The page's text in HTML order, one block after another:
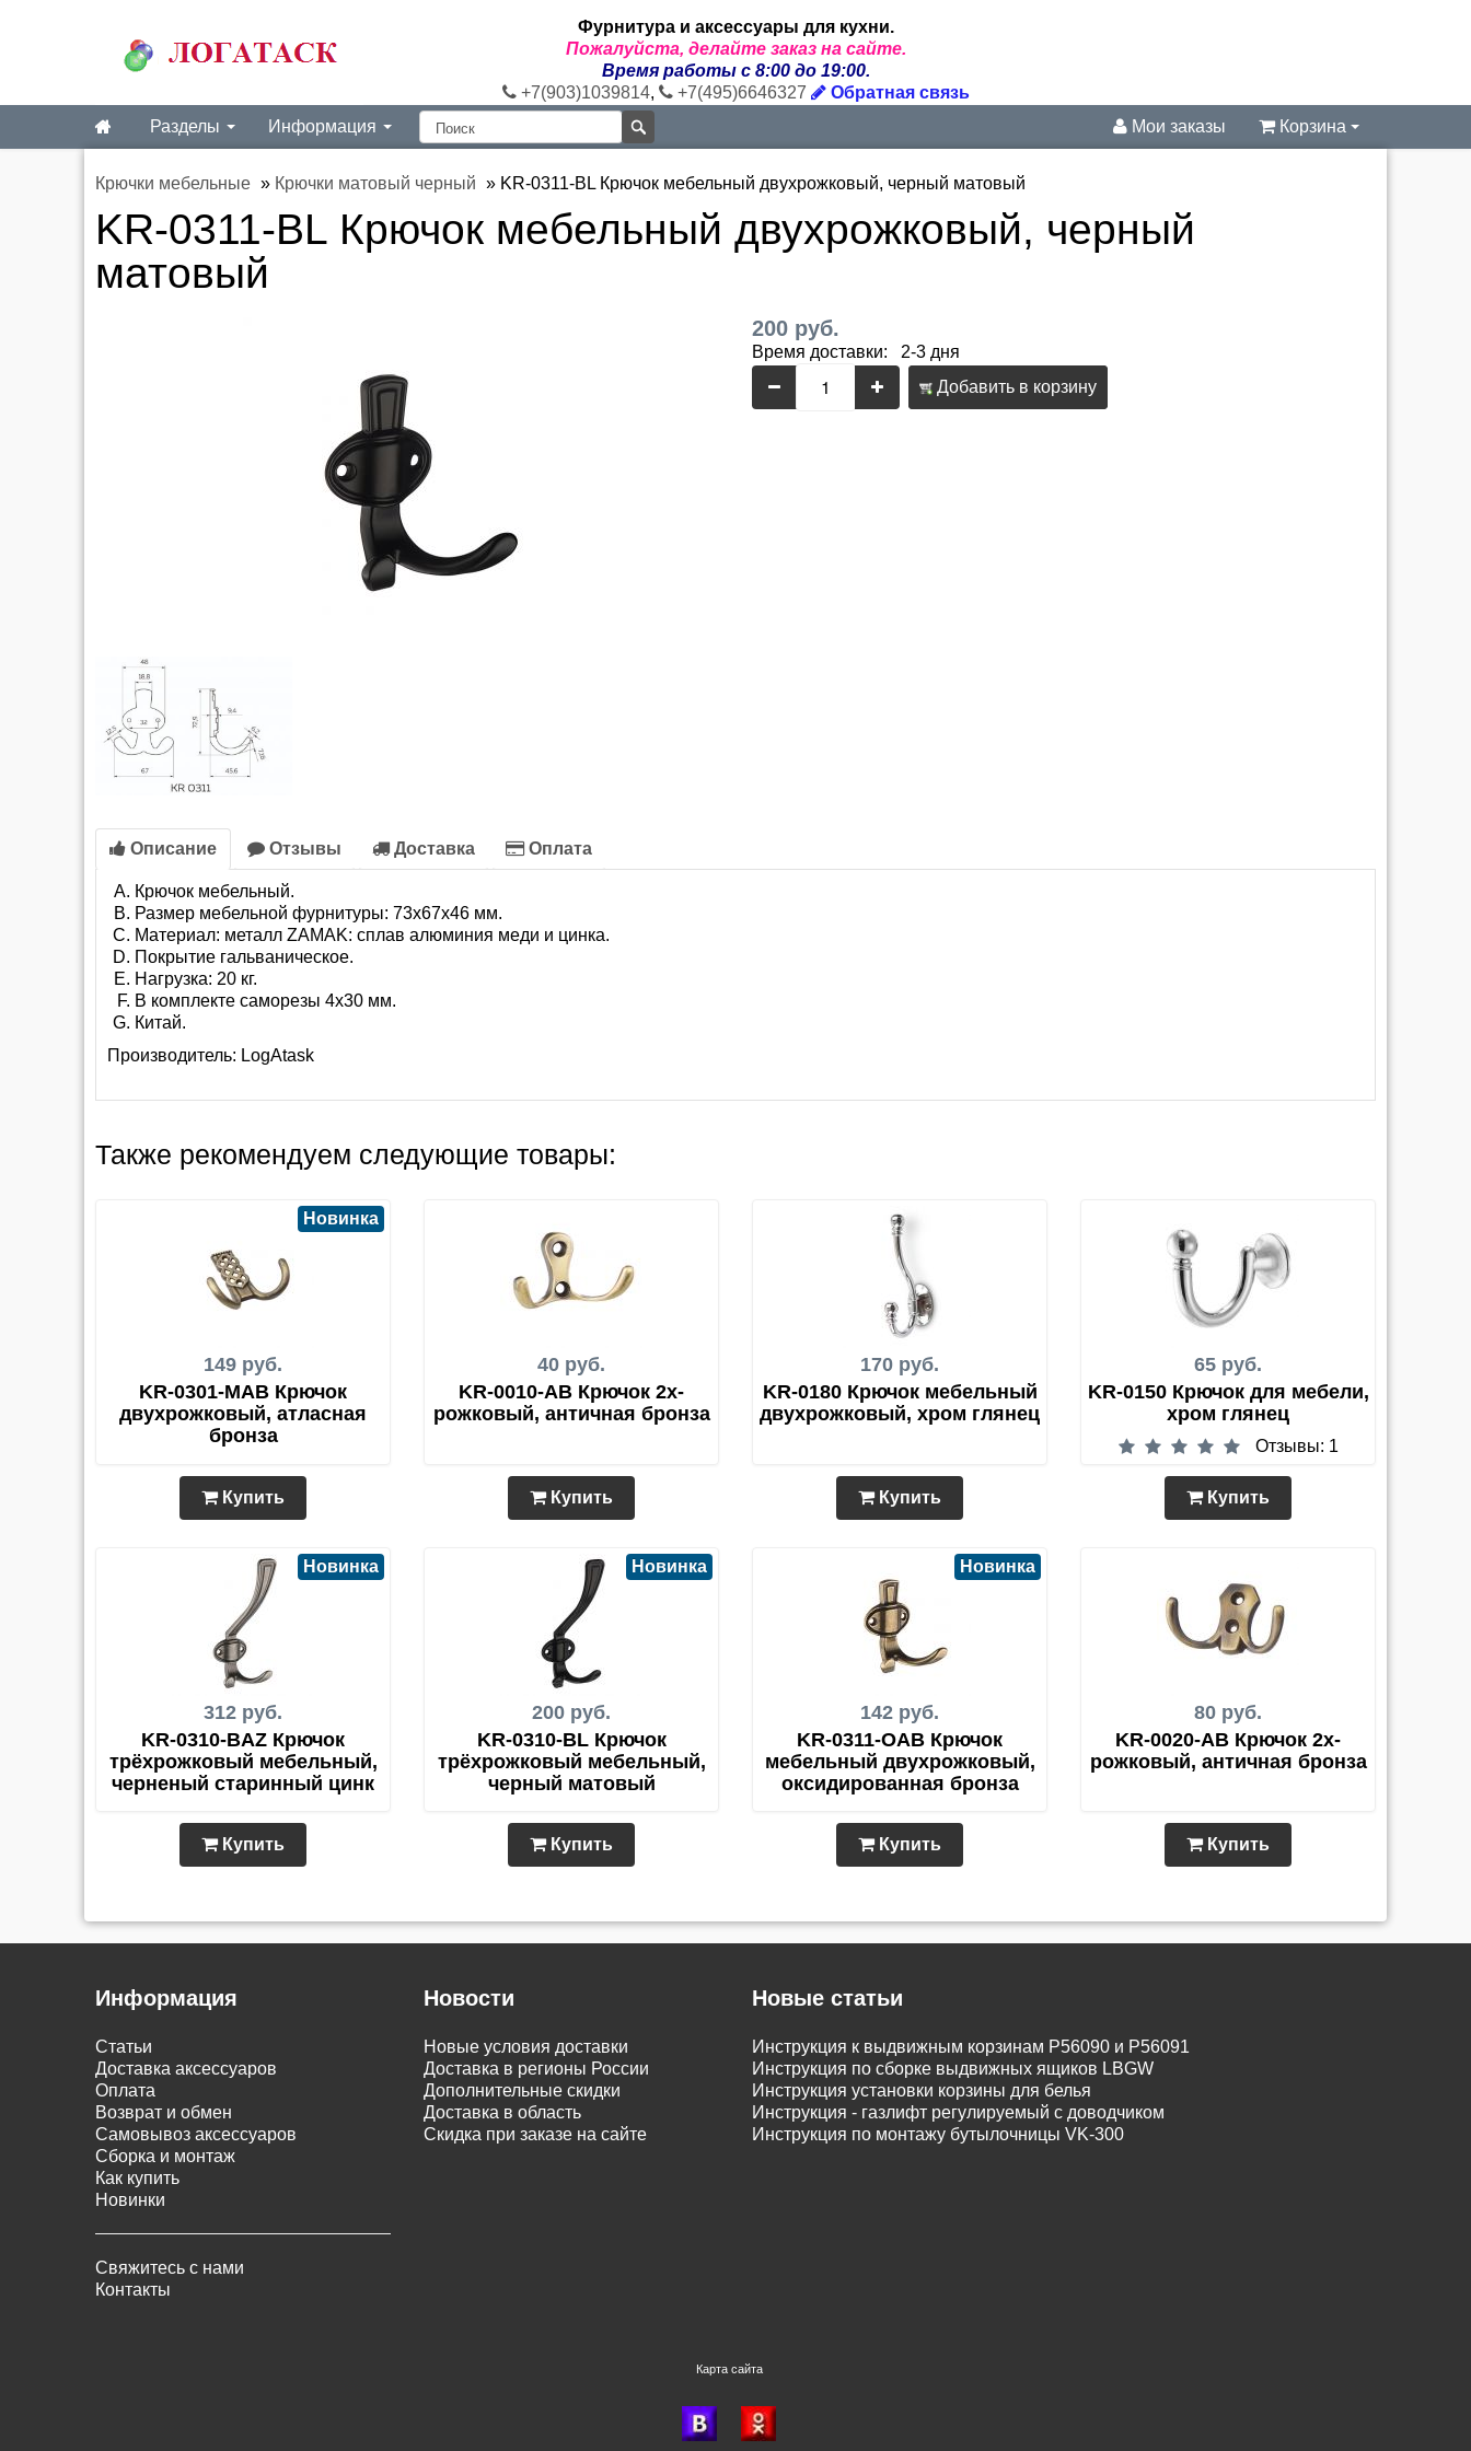
Фурнитура и аксессуары для кухни.
Пожалуйста, делайте заказ на сайте.
Время работы с 8:00 до 19:00.
+7(903)1039814, +7(495)6646327
Обратная связь
Разделы
Информация Мои заказы Корзина
Крючки мебельные » Крючки матовый черный » KR-0311-BL Крючок мебельный двухрожковый, черный матовый
KR-0311-BL Крючок мебельный двухрожковый, черный
матовый
200 руб.
Время доставки: 2-3 дня
Добавить в корзину
Описание Отзывы Доставка Оплата
Крючок мебельный.
Размер мебельной фурнитуры: 73х67х46 мм.
Материал: металл ZAMAK: сплав алюминия меди и цинка.
Покрытие гальваническое.
Нагрузка: 20 кг.
В комплекте саморезы 4х30 мм.
Китай.
Производитель: LogAtask
Также рекомендуем следующие товары:
149 руб.
Новинка
KR-0301-MAB Крючок
двухрожковый, атласная
бронза
Купить
40 руб.
KR-0010-AB Крючок 2х-
рожковый, античная бронза
Купить
170 руб.
KR-0180 Крючок мебельный
двухрожковый, хром глянец
Купить
65 руб.
KR-0150 Крючок для мебели,
хром глянец
Отзывы: 1
Купить
312 руб.
Новинка
KR-0310-BAZ Крючок
трёхрожковый мебельный,
черненый старинный цинк
Купить
200 руб.
Новинка
KR-0310-BL Крючок
трёхрожковый мебельный,
черный матовый
Купить
142 руб.
Новинка
KR-0311-OAB Крючок
мебельный двухрожковый,
оксидированная бронза
Купить
80 руб.
KR-0020-AB Крючок 2х-
рожковый, античная бронза
Купить
Информация
Статьи
Доставка аксессуаров
Оплата
Возврат и обмен
Самовывоз аксессуаров
Сборка и монтаж
Как купить
Новинки
Свяжитесь с нами
Контакты
Новости
Новые условия доставки
Доставка в регионы России
Дополнительные скидки
Доставка в область
Скидка при заказе на сайте
Новые статьи
Инструкция к выдвижным корзинам P56090 и P56091
Инструкция по сборке выдвижных ящиков LBGW
Инструкция установки корзины для белья
Инструкция - газлифт регулируемый с доводчиком
Инструкция по монтажу бутылочницы VK-300
Карта сайта